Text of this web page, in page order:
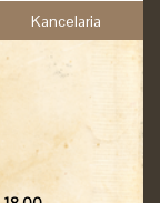
Kancelaria